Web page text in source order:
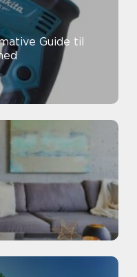
Guide til